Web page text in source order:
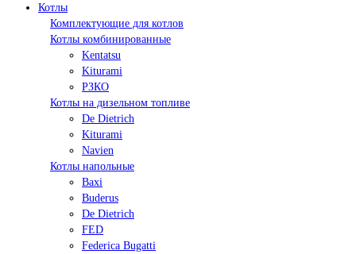
Котлы
Комплектующие для котлов
Котлы комбинированные
Kentatsu
Kiturami
РЗКО
Котлы на дизельном топливе
De Dietrich
Kiturami
Navien
Котлы напольные
Baxi
Buderus
De Dietrich
FED
Federica Bugatti